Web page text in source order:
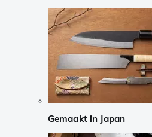
Gemaakt in Japan